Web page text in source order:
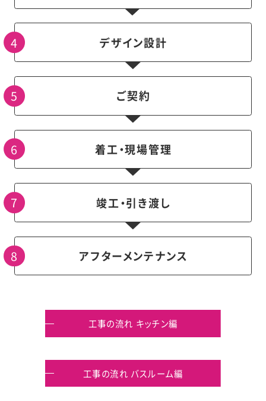
デザイン設計
ご契約
着工・現場管理
竣工・引き渡し
アフターメンテナンス
工事の流れ キッチン編
工事の流れ バスルーム編